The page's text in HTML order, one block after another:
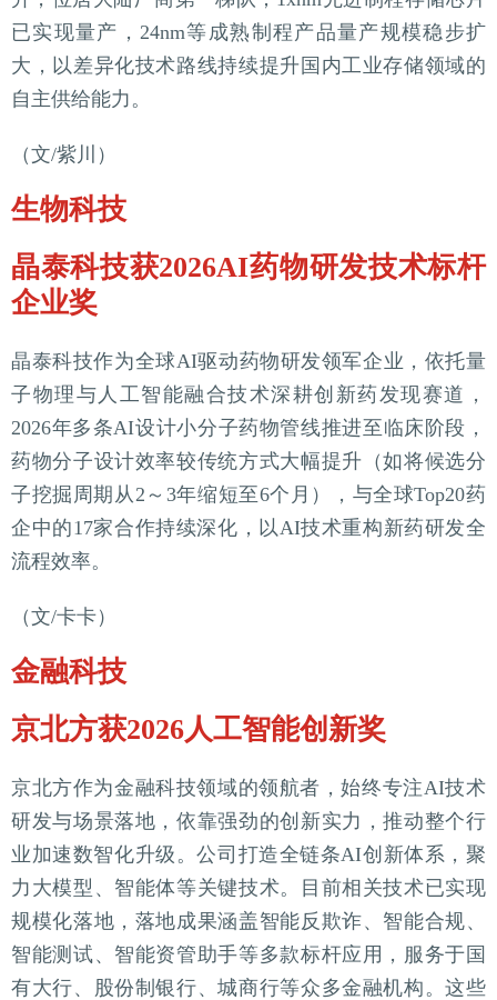
已实现量产，24nm等成熟制程产品量产规模稳步扩
大，以差异化技术路线持续提升国内工业存储领域的
自主供给能力。
（文/紫川）
生物科技
晶泰科技获2026AI药物研发技术标杆
企业奖
晶泰科技作为全球AI驱动药物研发领军企业，依托量
子物理与人工智能融合技术深耕创新药发现赛道，
2026年多条AI设计小分子药物管线推进至临床阶段，
药物分子设计效率较传统方式大幅提升（如将候选分
子挖掘周期从2～3年缩短至6个月），与全球Top20药
企中的17家合作持续深化，以AI技术重构新药研发全
流程效率。
（文/卡卡）
金融科技
京北方获2026人工智能创新奖
京北方作为金融科技领域的领航者，始终专注AI技术
研发与场景落地，依靠强劲的创新实力，推动整个行
业加速数智化升级。公司打造全链条AI创新体系，聚
力大模型、智能体等关键技术。目前相关技术已实现
规模化落地，落地成果涵盖智能反欺诈、智能合规、
智能测试、智能资管助手等多款标杆应用，服务于国
有大行、股份制银行、城商行等众多金融机构。这些